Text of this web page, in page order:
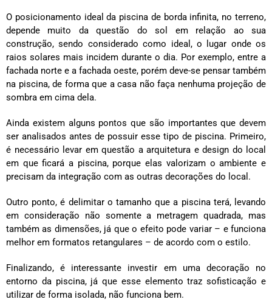
O posicionamento ideal da piscina de borda infinita, no terreno,
depende muito da questão do sol em relação ao sua
construção, sendo considerado como ideal, o lugar onde os
raios solares mais incidem durante o dia. Por exemplo, entre a
fachada norte e a fachada oeste, porém deve-se pensar também
na piscina, de forma que a casa não faça nenhuma projeção de
sombra em cima dela.
Ainda existem alguns pontos que são importantes que devem
ser analisados antes de possuir esse tipo de piscina. Primeiro,
é necessário levar em questão a arquitetura e design do local
em que ficará a piscina, porque elas valorizam o ambiente e
precisam da integração com as outras decorações do local.
Outro ponto, é delimitar o tamanho que a piscina terá, levando
em consideração não somente a metragem quadrada, mas
também as dimensões, já que o efeito pode variar – e funciona
melhor em formatos retangulares – de acordo com o estilo.
Finalizando, é interessante investir em uma decoração no
entorno da piscina, já que esse elemento traz sofisticação e
utilizar de forma isolada, não funciona bem.